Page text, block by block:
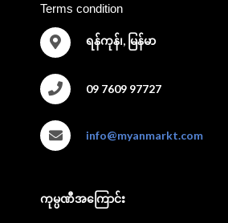
Terms condition
ရန်ကုန်၊, မြန်မာ
09 7609 97727
info@myanmarkt.com
ကုမ္ပဏီအကြောင်း